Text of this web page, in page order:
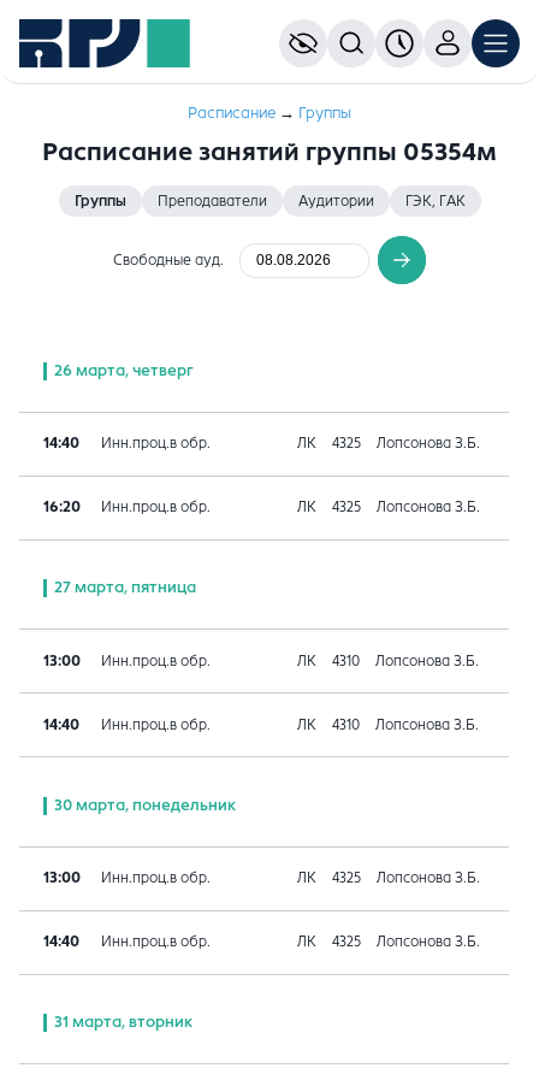
Расписание → Группы
Расписание занятий группы 05354м
Группы Преподаватели Аудитории ГЭК, ГАК
Свободные ауд.
26 марта, четверг
14:40 Инн.проц.в обр. ЛК 4325 Лопсонова З.Б.
16:20 Инн.проц.в обр. ЛК 4325 Лопсонова З.Б.
27 марта, пятница
13:00 Инн.проц.в обр. ЛК 4310 Лопсонова З.Б.
14:40 Инн.проц.в обр. ЛК 4310 Лопсонова З.Б.
30 марта, понедельник
13:00 Инн.проц.в обр. ЛК 4325 Лопсонова З.Б.
14:40 Инн.проц.в обр. ЛК 4325 Лопсонова З.Б.
31 марта, вторник